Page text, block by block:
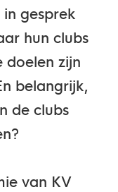
gesprek
hun clubs
zijn
belangrijk,
de clubs
van KV